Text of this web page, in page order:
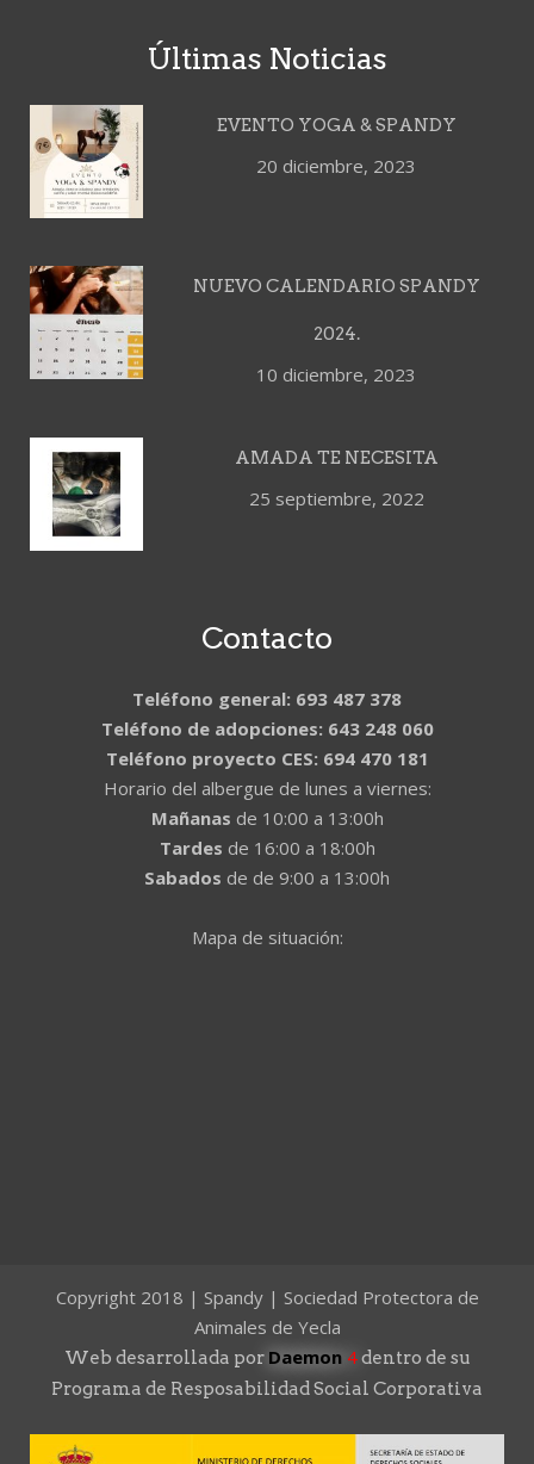
Últimas Noticias
EVENTO YOGA & SPANDY
20 diciembre, 2023
NUEVO CALENDARIO SPANDY
2024.
10 diciembre, 2023
AMADA TE NECESITA
25 septiembre, 2022
Contacto
Teléfono general: 693 487 378
Teléfono de adopciones: 643 248 060
Teléfono proyecto CES: 694 470 181
Horario del albergue de lunes a viernes:
Mañanas de 10:00 a 13:00h
Tardes de 16:00 a 18:00h
Sabados de de 9:00 a 13:00h
Mapa de situación:
Copyright 2018 | Spandy | Sociedad Protectora de
Animales de Yecla
Web desarrollada por Daemon 4dentro de su
Programa de Resposabilidad Social Corporativa